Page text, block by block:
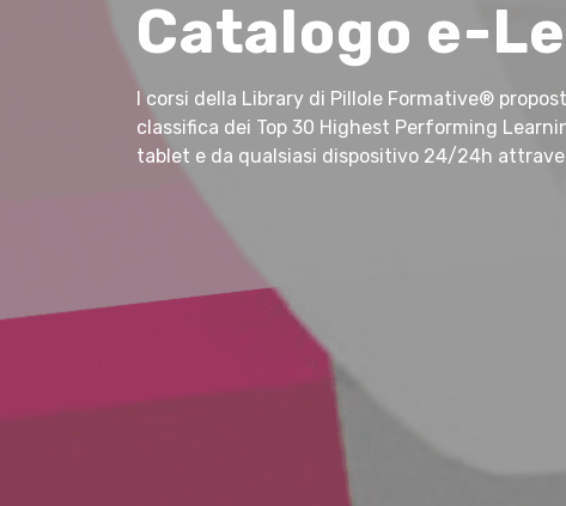
Catalogo e-
I corsi della Library di Pillole Formative®
classifica dei Top 30 Highest Performing
tablet e da qualsiasi dispositivo 24/24h